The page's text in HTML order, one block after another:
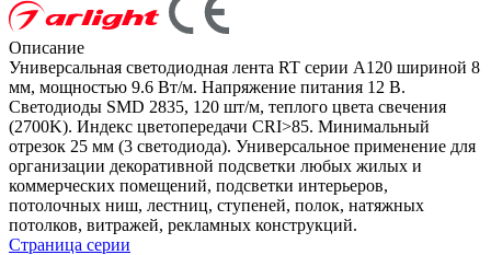
Описание
Универсальная светодиодная лента RT серии A120 шириной 8
мм, мощностью 9.6 Вт/м. Напряжение питания 12 В.
Светодиоды SMD 2835, 120 шт/м, теплого цвета свечения
(2700K). Индекс цветопередачи CRI>85. Минимальный
отрезок 25 мм (3 светодиода). Универсальное применение для
организации декоративной подсветки любых жилых и
коммерческих помещений, подсветки интерьеров,
потолочных ниш, лестниц, ступеней, полок, натяжных
потолков, витражей, рекламных конструкций.
Страница серии